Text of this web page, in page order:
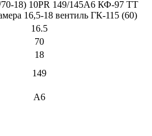
70-18) 10PR 149/145A6 КФ-97 TT
16,5-18 вентиль ГК-115 (60)
16.5
70
18
149
A6